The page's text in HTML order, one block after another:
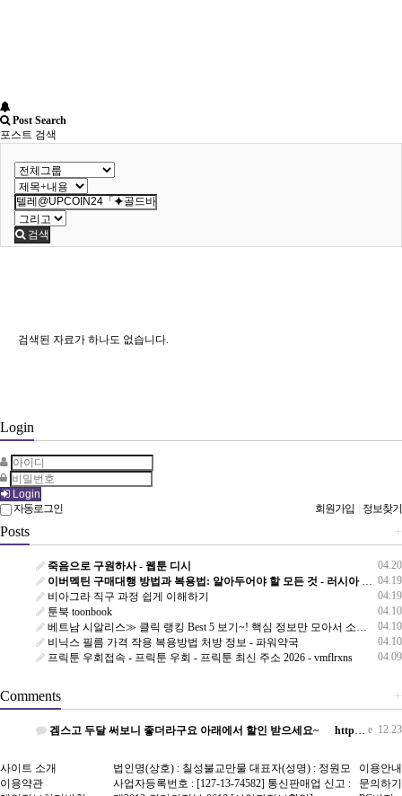
Post Search
포스트 검색
검색
검색된 자료가 하나도 없습니다.
Login
Login
자동로그인
회원가입 정보찾기
+
Posts
04.20
죽음으로 구원하사 - 웹툰 디시
04.19
이버멕틴 구매대행 방법과 복용법: 알아두어야 할 모든 것 - 러시아 직구 우라몰 ulAg9.top
04.19
비아그라 직구 과정 쉽게 이해하기
04.10
툰북 toonbook
04.10
베트남 시알리스≫ 클릭 랭킹 Best 5 보기~! 핵심 정보만 모아서 소개합니다 - 정력원
04.10
비닉스 필름 가격 작용 복용방법 처방 정보 - 파워약국
04.09
프릭툰 우회접속 - 프릭툰 우회 - 프릭툰 최신 주소 2026 - vmflrxns
+
Comments
e 12.23
겜스고 두달 써보니 좋더라구요 아래에서 할인 받으세요~ http://gamsgone.com
사이트 소개
이용약관
이용안내
문의하기
법인명(상호) : 칠성불교만물 대표자(성명) : 정원모
사업자등록번호 : [127-13-74582] 통신판매업 신고 :